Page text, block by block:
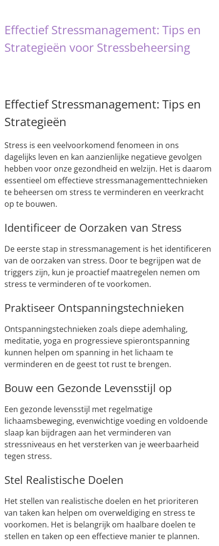
Effectief Stressmanagement: Tips en
Strategieën voor Stressbeheersing
Effectief Stressmanagement: Tips en
Strategieën
Stress is een veelvoorkomend fenomeen in ons
dagelijks leven en kan aanzienlijke negatieve gevolgen
hebben voor onze gezondheid en welzijn. Het is daarom
essentieel om effectieve stressmanagementtechnieken
te beheersen om stress te verminderen en veerkracht
op te bouwen.
Identificeer de Oorzaken van Stress
De eerste stap in stressmanagement is het identificeren
van de oorzaken van stress. Door te begrijpen wat de
triggers zijn, kun je proactief maatregelen nemen om
stress te verminderen of te voorkomen.
Praktiseer Ontspanningstechnieken
Ontspanningstechnieken zoals diepe ademhaling,
meditatie, yoga en progressieve spierontspanning
kunnen helpen om spanning in het lichaam te
verminderen en de geest tot rust te brengen.
Bouw een Gezonde Levensstijl op
Een gezonde levensstijl met regelmatige
lichaamsbeweging, evenwichtige voeding en voldoende
slaap kan bijdragen aan het verminderen van
stressniveaus en het versterken van je weerbaarheid
tegen stress.
Stel Realistische Doelen
Het stellen van realistische doelen en het prioriteren
van taken kan helpen om overweldiging en stress te
voorkomen. Het is belangrijk om haalbare doelen te
stellen en taken op een effectieve manier te plannen.